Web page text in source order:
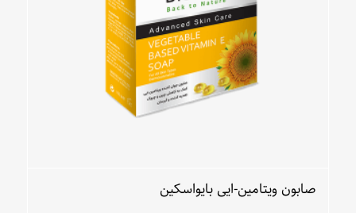
صابون ویتامین-ایی بایواسکین